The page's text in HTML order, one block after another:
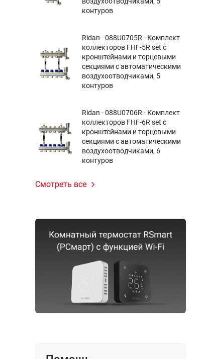
контуров
Ridan - 088U0705R - Комплект
коллекторов FHF-5R set с
кронштейнами и торцевыми
секциями с автоматическими
воздухоотводчиками, 5
контуров
Ridan - 088U0706R - Комплект
коллекторов FHF-6R set с
кронштейнами и торцевыми
секциями с автоматическими
воздухоотводчиками, 6
контуров
Смотреть все